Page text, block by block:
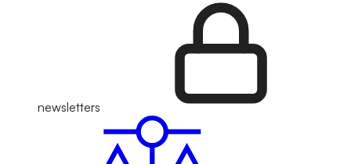
newsletters